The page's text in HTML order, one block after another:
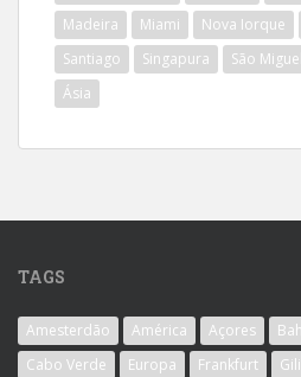
Madeira
Miami Nova Iorque
Santiago
Singapura São Miguel
Ásia
TAGS
Amesterdão América Açores
Cabo Verde
Europa Frankfurt Gili